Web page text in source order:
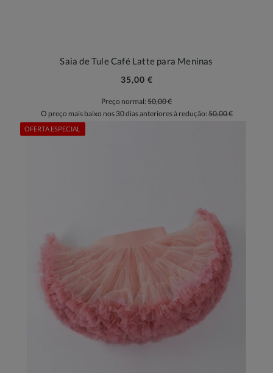
Saia de Tule Café Latte para Meninas
35,00 €
Preço normal: 50,00 €
O preço mais baixo nos 30 dias anteriores à redução:50,00 €
OFERTA ESPECIAL